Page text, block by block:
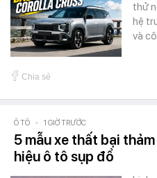
thử
hệ
và
Chia sẻ
Ô TÔ - 1 GIỜ TRƯỚC
5 mẫu xe thất bại
hiệu ô tô sụp đổ